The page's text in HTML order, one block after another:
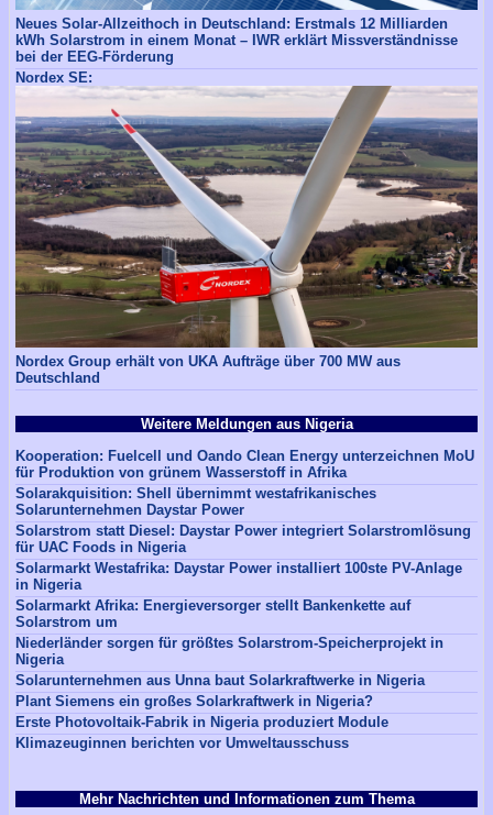
Mehr Nachrichten und Informationen zum Thema
Neues Solar-Allzeithoch in Deutschland: Erstmals 12 Milliarden
kWh Solarstrom in einem Monat – IWR erklärt Missverständnisse
bei der EEG-Förderung
Nordex SE:
Nordex Group erhält von UKA Aufträge über 700 MW aus
Deutschland
Weitere Meldungen aus Nigeria
Kooperation: Fuelcell und Oando Clean Energy unterzeichnen MoU
für Produktion von grünem Wasserstoff in Afrika
Solarakquisition: Shell übernimmt westafrikanisches
Solarunternehmen Daystar Power
Solarstrom statt Diesel: Daystar Power integriert Solarstromlösung
für UAC Foods in Nigeria
Solarmarkt Westafrika: Daystar Power installiert 100ste PV-Anlage
in Nigeria
Solarmarkt Afrika: Energieversorger stellt Bankenkette auf
Solarstrom um
Niederländer sorgen für größtes Solarstrom-Speicherprojekt in
Nigeria
Solarunternehmen aus Unna baut Solarkraftwerke in Nigeria
Plant Siemens ein großes Solarkraftwerk in Nigeria?
Erste Photovoltaik-Fabrik in Nigeria produziert Module
Klimazeuginnen berichten vor Umweltausschuss